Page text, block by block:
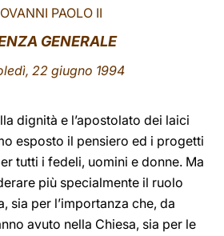
LATINE
PAOLO II
GENERALE
22 giugno 1994
dignità e l’apostolato dei laici
esposto il pensiero ed i progetti
tutti i fedeli, uomini e donne. Ma
più specialmente il ruolo
sia per l’importanza che, da
avuto nella Chiesa, sia per le